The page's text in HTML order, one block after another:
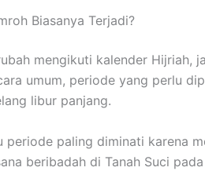
Biasanya Terjadi?
mengikuti kalender Hijriah,
umum, periode yang perlu
libur panjang.
periode paling diminati karena
beribadah di Tanah Suci